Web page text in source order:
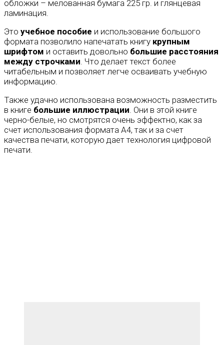
обложки – мелованная бумага 225 гр. и глянцевая
ламинация.
Это учебное пособие и использование большого
формата позволило напечатать книгу крупным
шрифтом и оставить довольно большие расстояния
между строчками . Что делает текст более
читабельным и позволяет легче осваивать учебную
информацию.
Также удачно использована возможность разместить
в книге большие иллюстрации . Они в этой книге
черно-белые, но смотрятся очень эффектно, как за
счет использования формата А4, так и за счет
качества печати, которую дает технология цифровой
печати.